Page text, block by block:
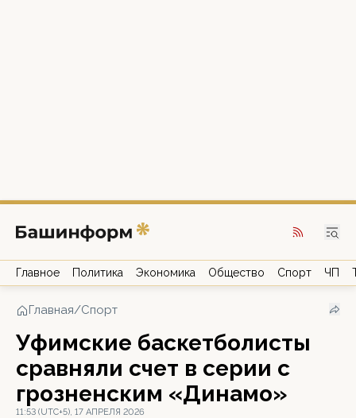
Главное Политика Экономика Общество Спорт ЧП
Главная/Спорт
Уфимские баскетболисты
сравняли счет в серии с
грозненским «Динамо»
11:53 (UTC+5), 17 АПРЕЛЯ 2026